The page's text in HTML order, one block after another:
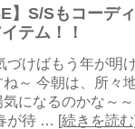
】S/Sもコーデ
テム！！
づけばもう年が明
～ 今朝は、所々
になるのかな～
が待 … [続きを読